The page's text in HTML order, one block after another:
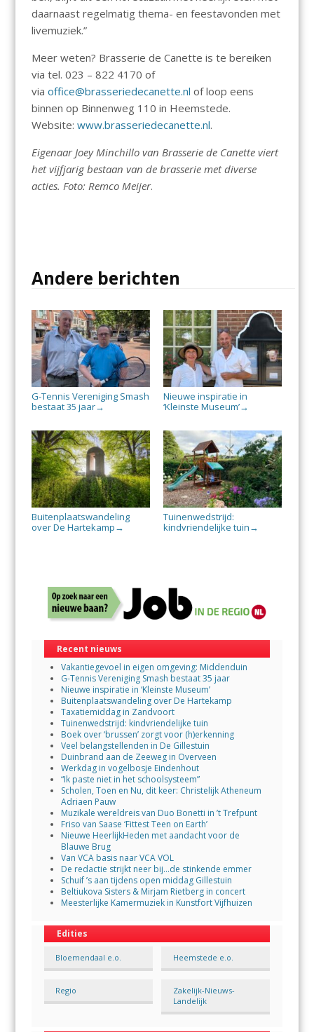
daarnaast regelmatig thema- en feestavonden met
livemuziek.”
Meer weten? Brasserie de Canette is te bereiken
via tel. 023 – 822 4170 of
via office@brasseriedecanette.nl of loop eens
binnen op Binnenweg 110 in Heemstede.
Website: www.brasseriedecanette.nl.
Eigenaar Joey Minchillo van Brasserie de Canette viert
het vijfjarig bestaan van de brasserie met diverse
acties. Foto: Remco Meijer.
Andere berichten
G-Tennis Vereniging Smash
bestaat 35 jaar→
Nieuwe inspiratie in
‘Kleinste Museum’→
Buitenplaatswandeling
over De Hartekamp →
Tuinenwedstrijd:
kindvriendelijke tuin →
Recent nieuws
Vakantiegevoel in eigen omgeving: Middenduin
G-Tennis Vereniging Smash bestaat 35 jaar
Nieuwe inspiratie in ‘Kleinste Museum’
Buitenplaatswandeling over De Hartekamp
Taxatiemiddag in Zandvoort
Tuinenwedstrijd: kindvriendelijke tuin
Boek over ‘brussen’ zorgt voor (h)erkenning
Veel belangstellenden in De Gillestuin
Duinbrand aan de Zeeweg in Overveen
Werkdag in vogelbosje Eindenhout
“Ik paste niet in het schoolsysteem”
Scholen, Toen en Nu, dit keer: Christelijk Atheneum
Adriaen Pauw
Muzikale wereldreis van Duo Bonetti in ’t Trefpunt
Friso van Saase ‘Fittest Teen on Earth’
Nieuwe HeerlijkHeden met aandacht voor de
Blauwe Brug
Van VCA basis naar VCA VOL
De redactie strijkt neer bij…de stinkende emmer
Schuif ’s aan tijdens open middag Gillestuin
Beltiukova Sisters & Mirjam Rietberg in concert
Meesterlijke Kamermuziek in Kunstfort Vijfhuizen
Edities
Bloemendaal e.o. Heemstede e.o.
Regio
Zakelijk-Nieuws-
Landelijk